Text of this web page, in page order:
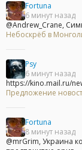
Fortuna
6 минут назад
@Andrew_Crane,
Небоскрёб в
Psy
6 минут назад
https://kino.mail.ru/
Предложение
Fortuna
8 минут назад
@mrGrim, Украина